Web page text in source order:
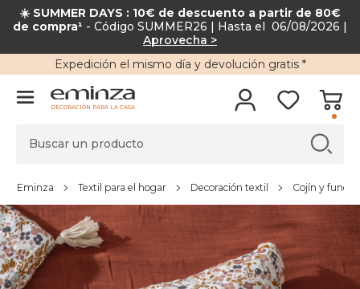
☀️ SUMMER DAYS : 10€ de descuento a partir de 80€
de compra¹ - Código SUMMER26 | Hasta el 06/08/2026 |
Aprovecha >
Expedición el mismo día y devolución gratis*
DECORACIÓN PARA LA CASA
Eminza Textil para el hogar Decoración textil Cojín y funda